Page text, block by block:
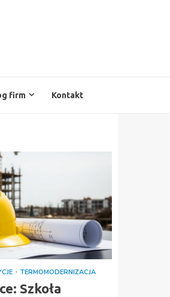
firm Kontakt
TERMOMODERNIZACJA
Szkoła